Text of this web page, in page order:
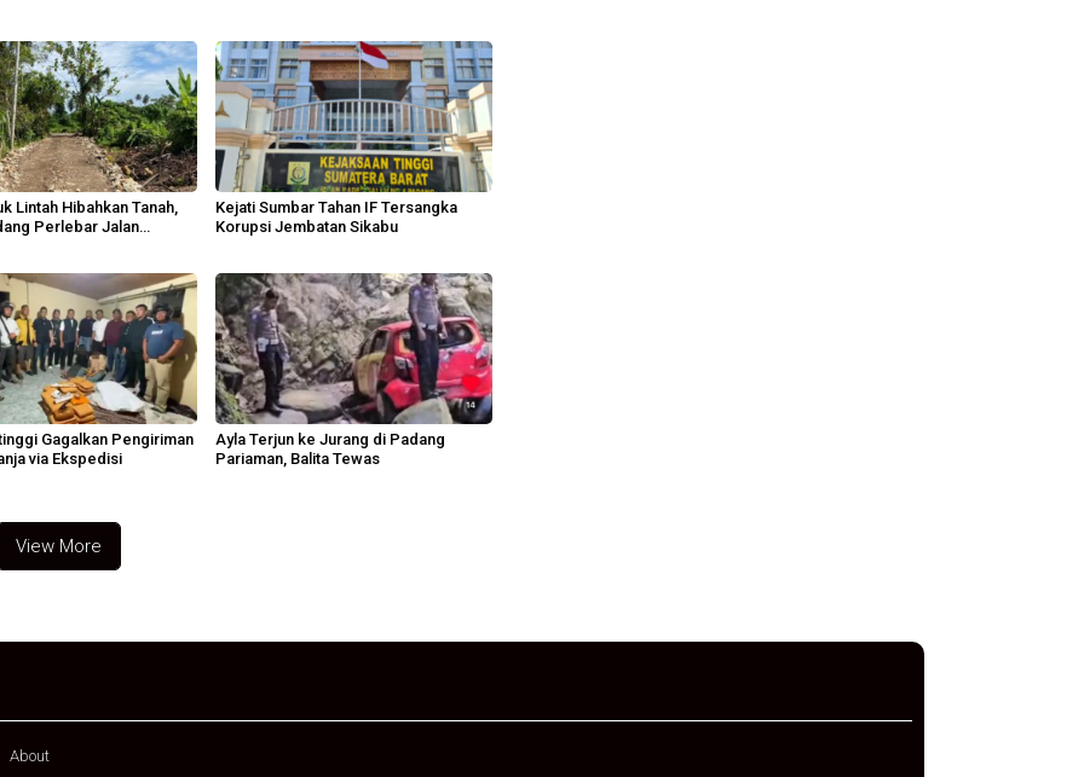
Lintah Hibahkan Tanah,
Perlebar Jalan
Kejati Sumbar Tahan IF Tersangka
Korupsi Jembatan Sikabu
Gagalkan Pengiriman
via Ekspedisi
Ayla Terjun ke Jurang di Padang
Pariaman, Balita Tewas
View More
About